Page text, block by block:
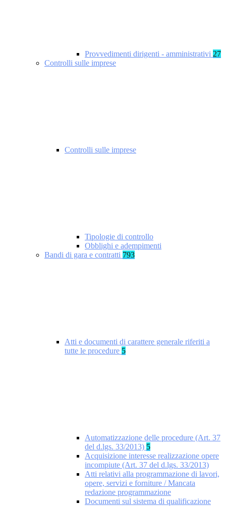
Provvedimenti dirigenti - amministrativi 27
Controlli sulle imprese
Controlli sulle imprese
Tipologie di controllo
Obblighi e adempimenti
Bandi di gara e contratti 793
Atti e documenti di carattere generale riferiti a
tutte le procedure 5
Automatizzazione delle procedure (Art. 37
del d.lgs. 33/2013) 5
Acquisizione interesse realizzazione opere
incompiute (Art. 37 del d.lgs. 33/2013)
Atti relativi alla programmazione di lavori,
opere, servizi e forniture / Mancata
redazione programmazione
Documenti sul sistema di qualificazione